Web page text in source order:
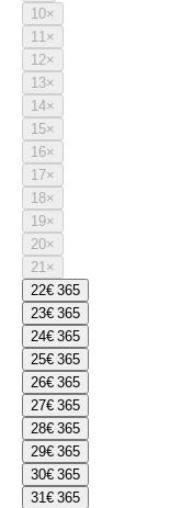
10×
11×
12×
13×
14×
15×
16×
17×
18×
19×
20×
21×
22€ 365
23€ 365
24€ 365
25€ 365
26€ 365
27€ 365
28€ 365
29€ 365
30€ 365
31€ 365